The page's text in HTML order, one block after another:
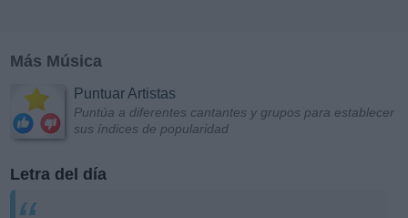
Más Música
Puntuar Artistas
Puntúa a diferentes cantantes y grupos para establecer
sus índices de popularidad
Letra del día